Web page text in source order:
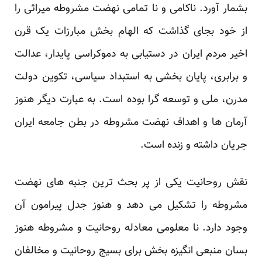
بشمار آورد. ناکامی و نا تمامی نهضت مشروطه میراثی را
از خود بجای گذاشت که الهام بخش مبارزات یک قرن
اخیر مردم ایران در دستیابی به دموکراسی پایدار، عدالت
و برابری، پایان بخشی به استبداد سیاسی، تکوین دولت
مدرن، ملی و توسعه گرا بوده است. به عبارت دیگر هنوز
آرمان ها و اهداف نهضت مشروطه در بطن جامعه ایران
جریان داشته و زنده است.
نقش روحانیت یکی از پر بحث ترین جنبه های نهضت
مشروطه را تشکیل می دهد و هنوز جدل پیرامون آن
وجود دارد. نا معلومی معادله روحانیت و مشروطه هنوز
بسان منبعی انگیزه بخش برای بسیج روحانیت و مخالفان